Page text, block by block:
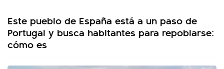
Este pueblo de España está a un paso de
Portugal y busca habitantes para repoblarse:
cómo es